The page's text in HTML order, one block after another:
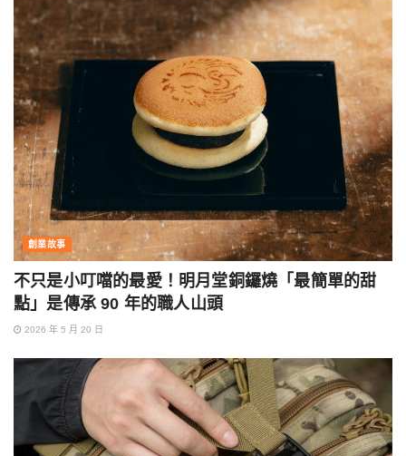
創業故事
不只是小叮噹的最愛！明月堂銅鑼燒「最簡單的甜
點」是傳承 90 年的職人山頭
2026 年 5 月 20 日